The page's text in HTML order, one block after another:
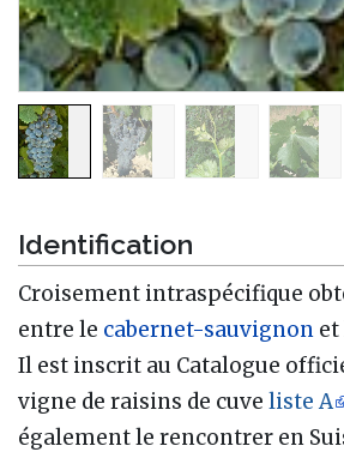
Identification
Croisement intraspécifique
entre le cabernet-sauvignon et
Il est inscrit au Catalogue
vigne de raisins de cuve liste A
également le rencontrer en